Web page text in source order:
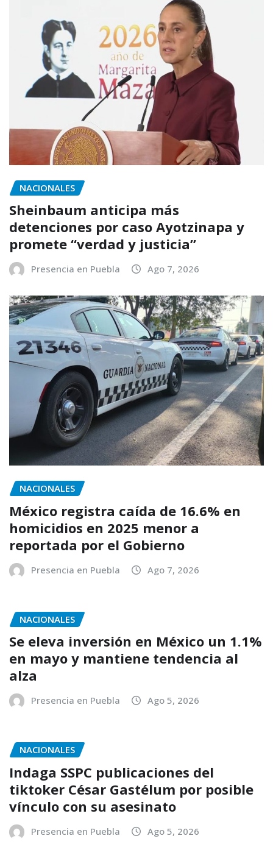
NACIONALES
Sheinbaum anticipa más
detenciones por caso Ayotzinapa y
promete “verdad y justicia”
Presencia en Puebla Ago 7, 2026
NACIONALES
México registra caída de 16.6% en
homicidios en 2025 menor a
reportada por el Gobierno
Presencia en Puebla Ago 7, 2026
NACIONALES
Se eleva inversión en México un 1.1%
en mayo y mantiene tendencia al
alza
Presencia en Puebla Ago 5, 2026
NACIONALES
Indaga SSPC publicaciones del
tiktoker César Gastélum por posible
vínculo con su asesinato
Presencia en Puebla Ago 5, 2026